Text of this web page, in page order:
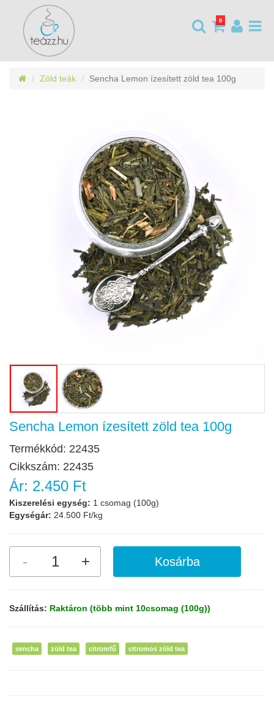
0
Zöld teák Sencha Lemon ízesített zöld tea 100g
Sencha Lemon ízesített zöld tea 100g
Termékkód: 22435
Cikkszám: 22435
Ár: 2.450 Ft
Kiszerelési egység: 1 csomag (100g)
Egységár: 24.500 Ft/kg
Szállítás: Raktáron (több mint 10csomag (100g))
sencha zöld tea citromfű citromos zöld tea